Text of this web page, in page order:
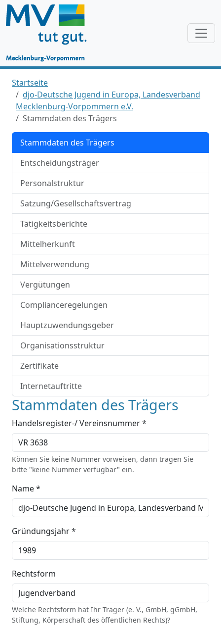
Startseite
djo-Deutsche Jugend in Europa, Landesverband
Mecklenburg-Vorpommern e.V.
Stammdaten des Trägers
Stammdaten des Trägers
Entscheidungsträger
Personalstruktur
Satzung/Gesellschaftsvertrag
Tätigkeitsberichte
Mittelherkunft
Mittelverwendung
Vergütungen
Complianceregelungen
Hauptzuwendungsgeber
Organisationsstruktur
Zertifikate
Internetauftritte
Stammdaten des Trägers
Handelsregister-/ Vereinsnummer *
Können Sie keine Nummer vorweisen, dann tragen Sie
bitte "keine Nummer verfügbar" ein.
Name *
Gründungsjahr *
Rechtsform
Welche Rechtsform hat Ihr Träger (e. V., GmbH, gGmbH,
Stiftung, Körperschaft des öffentlichen Rechts)?